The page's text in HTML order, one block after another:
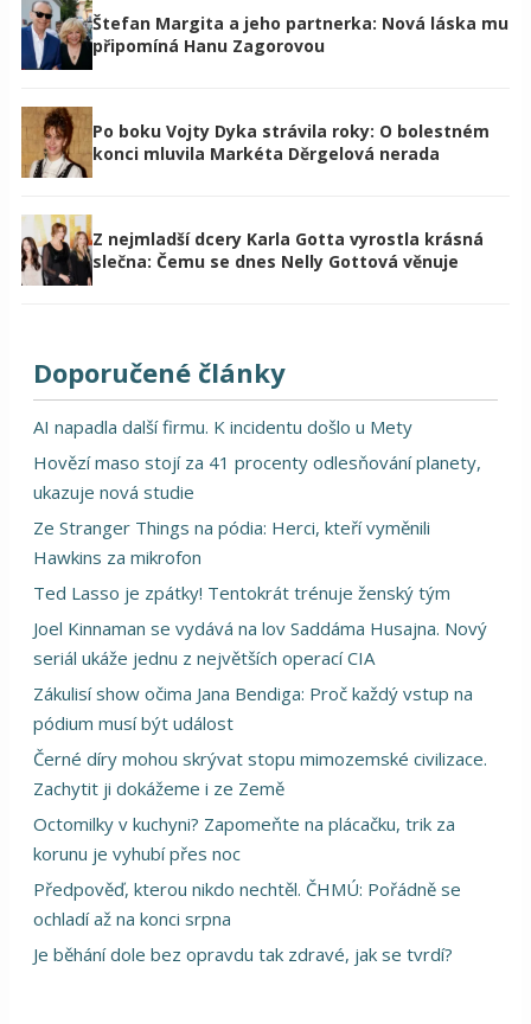
Štefan Margita a jeho partnerka: Nová láska mu
připomíná Hanu Zagorovou
Po boku Vojty Dyka strávila roky: O bolestném
konci mluvila Markéta Děrgelová nerada
Z nejmladší dcery Karla Gotta vyrostla krásná
slečna: Čemu se dnes Nelly Gottová věnuje
Doporučené články
AI napadla další firmu. K incidentu došlo u Mety
Hovězí maso stojí za 41 procenty odlesňování planety,
ukazuje nová studie
Ze Stranger Things na pódia: Herci, kteří vyměnili
Hawkins za mikrofon
Ted Lasso je zpátky! Tentokrát trénuje ženský tým
Joel Kinnaman se vydává na lov Saddáma Husajna. Nový
seriál ukáže jednu z největších operací CIA
Zákulisí show očima Jana Bendiga: Proč každý vstup na
pódium musí být událost
Černé díry mohou skrývat stopu mimozemské civilizace.
Zachytit ji dokážeme i ze Země
Octomilky v kuchyni? Zapomeňte na plácačku, trik za
korunu je vyhubí přes noc
Předpověď, kterou nikdo nechtěl. ČHMÚ: Pořádně se
ochladí až na konci srpna
Je běhání dole bez opravdu tak zdravé, jak se tvrdí?